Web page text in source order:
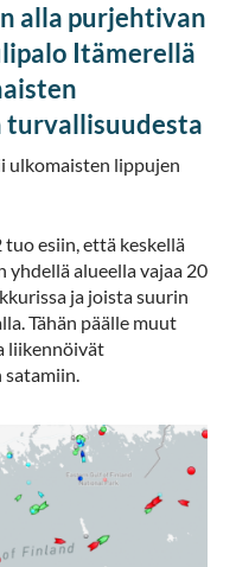
alla purjehtivan
Itämerellä
ulkomaisten lippujen
esiin, että keskellä
yhdellä alueella vajaa 20
ja joista suurin
Tähän päälle muut
liikennöivät
satamiin.